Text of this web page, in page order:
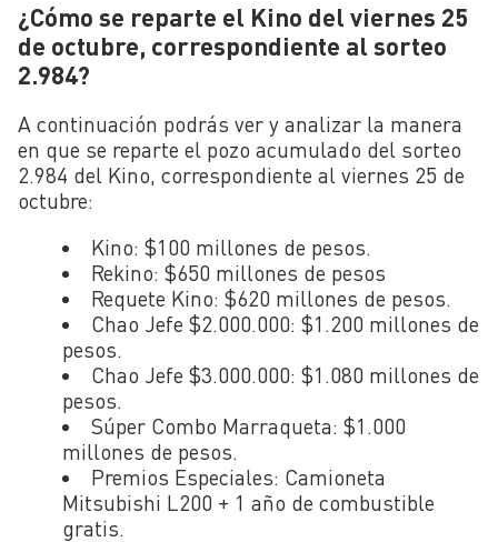
¿Cómo se reparte el Kino del viernes 25
de octubre, correspondiente al sorteo
2.984?
A continuación podrás ver y analizar la manera
en que se reparte el pozo acumulado del sorteo
2.984 del Kino, correspondiente al viernes 25 de
octubre:
Kino: $100 millones de pesos.
Rekino: $650 millones de pesos
Requete Kino: $620 millones de pesos.
Chao Jefe $2.000.000: $1.200 millones de
pesos.
Chao Jefe $3.000.000: $1.080 millones de
pesos.
Súper Combo Marraqueta: $1.000
millones de pesos.
Premios Especiales: Camioneta
Mitsubishi L200 + 1 año de combustible
gratis.